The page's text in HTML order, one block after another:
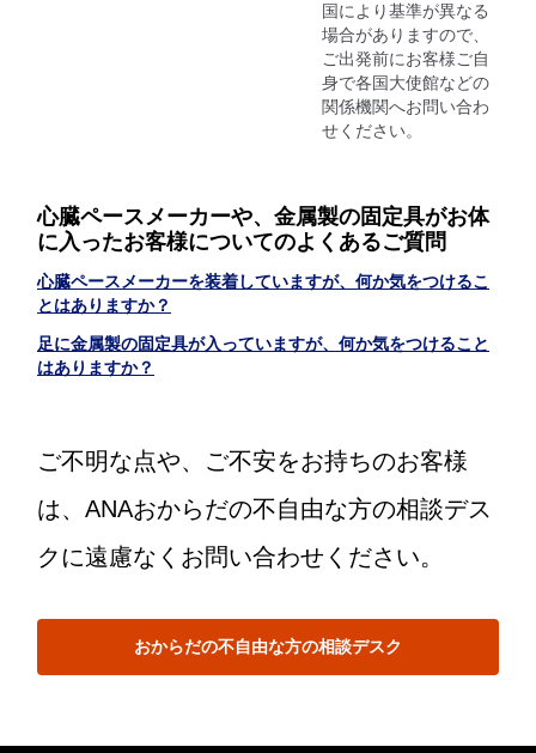
国により基準が異なる
場合がありますので、
ご出発前にお客様ご自
身で各国大使館などの
関係機関へお問い合わ
せください。
心臓ペースメーカーや、金属製の固定具がお体
に入ったお客様についてのよくあるご質問
心臓ペースメーカーを装着していますが、何か気をつけるこ
とはありますか？
足に金属製の固定具が入っていますが、何か気をつけること
はありますか？
ご不明な点や、ご不安をお持ちのお客様
は、ANAおからだの不自由な方の相談デス
クに遠慮なくお問い合わせください。
おからだの不自由な方の相談デスク